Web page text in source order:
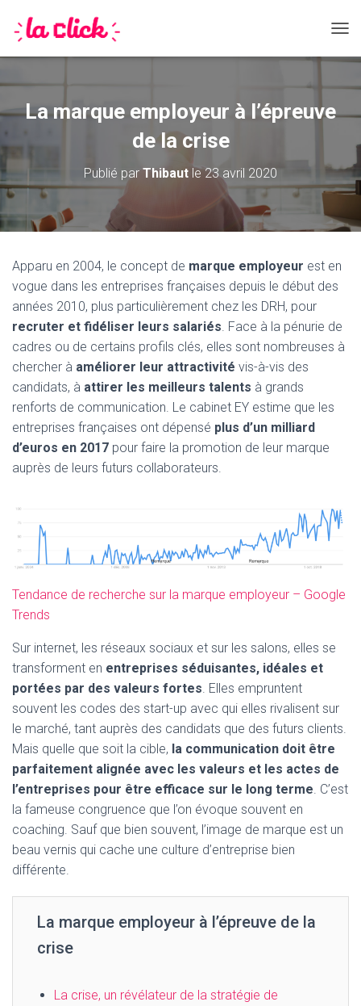
La marque employeur à l’épreuve
de la crise
Publié parThibaut le23 avril 2020
Apparu en 2004, le concept de marque employeur est en
vogue dans les entreprises françaises depuis le début des
années 2010, plus particulièrement chez les DRH, pour
recruter et fidéliser leurs salariés. Face à la pénurie de
cadres ou de certains profils clés, elles sont nombreuses à
chercher à améliorer leur attractivité vis-à-vis des
candidats, à attirer les meilleurs talents à grands
renforts de communication. Le cabinet EY estime que les
entreprises françaises ont dépensé plus d’un milliard
d’euros en 2017 pour faire la promotion de leur marque
auprès de leurs futurs collaborateurs.
Tendance de recherche sur la marque employeur – Google
Trends
Sur internet, les réseaux sociaux et sur les salons, elles se
transforment en entreprises séduisantes, idéales et
portées par des valeurs fortes. Elles empruntent
souvent les codes des start-up avec qui elles rivalisent sur
le marché, tant auprès des candidats que des futurs clients.
Mais quelle que soit la cible, la communication doit être
parfaitement alignée avec les valeurs et les actes de
l’entreprises pour être efficace sur le long terme. C’est
la fameuse congruence que l’on évoque souvent en
coaching. Sauf que bien souvent, l’image de marque est un
beau vernis qui cache une culture d’entreprise bien
différente.
La marque employeur à l’épreuve de la
crise
La crise, un révélateur de la stratégie de